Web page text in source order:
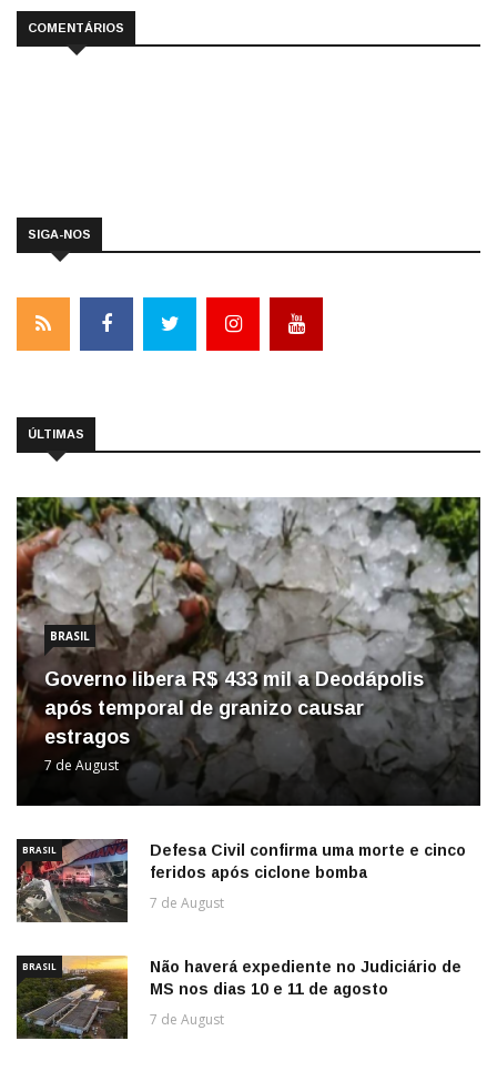
COMENTÁRIOS
SIGA-NOS
ÚLTIMAS
BRASIL
Governo libera R$ 433 mil a Deodápolis
após temporal de granizo causar
estragos
7 de August
BRASIL
Defesa Civil confirma uma morte e cinco
feridos após ciclone bomba
7 de August
BRASIL
Não haverá expediente no Judiciário de
MS nos dias 10 e 11 de agosto
7 de August